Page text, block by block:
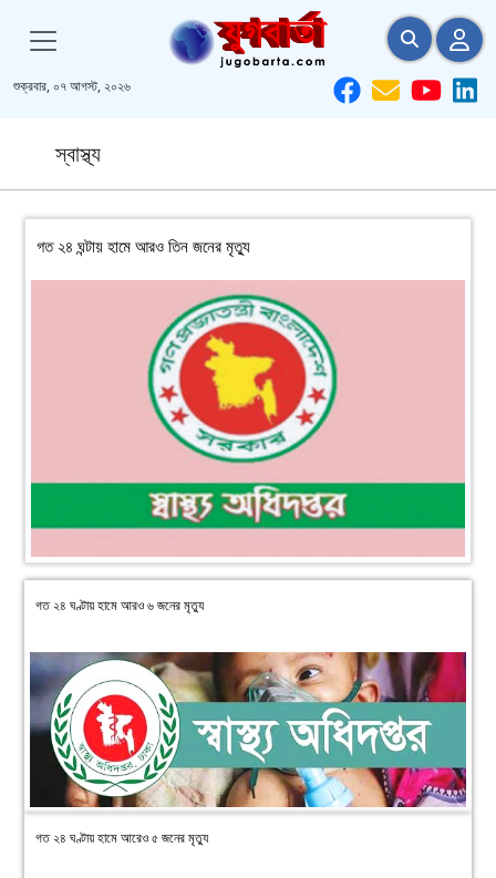
শুক্রবার, ০৭ আগস্ট, ২০২৬
স্বাস্থ্য
গত ২৪ ঘন্টায় হামে আরও তিন জনের মৃত্যু
গত ২৪ ঘণ্টায় হামে আরও ৬ জনের মৃত্যু
গত ২৪ ঘণ্টায় হামে আরেও ৫ জনের মৃত্যু